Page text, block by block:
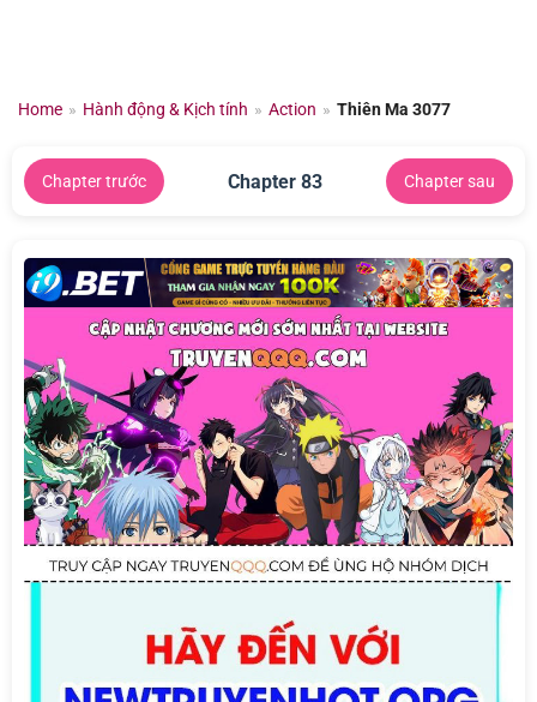
dungHome » Hành động & Kịch tính » Action » Thiên Ma 3077
Chapter trước Chapter 83 Chapter sau